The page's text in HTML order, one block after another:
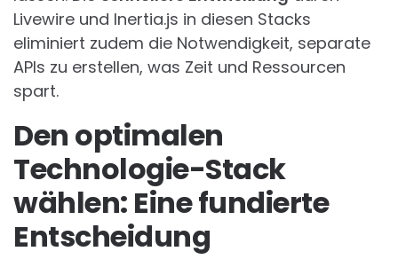
Livewire und Inertia.js in diesen Stacks
eliminiert zudem die Notwendigkeit, separate
APIs zu erstellen, was Zeit und Ressourcen
spart.
Den optimalen
Technologie-Stack
wählen: Eine fundierte
Entscheidung